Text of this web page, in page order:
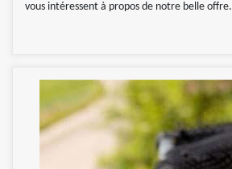
vous intéressent à propos de notre belle offre.